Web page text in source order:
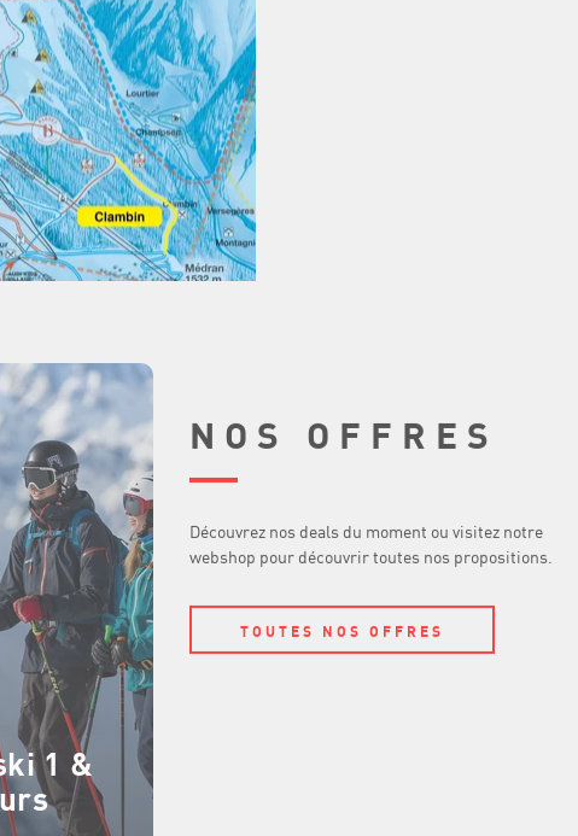
1 &
NOS OFFRES
Découvrez nos deals du moment ou visitez notre
webshop pour découvrir toutes nos propositions.
TOUTES NOS OFFRES